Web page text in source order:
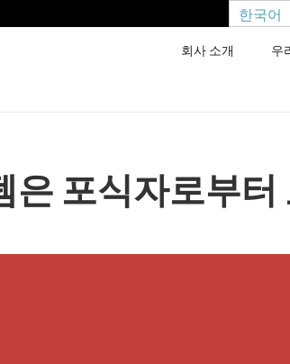
한국어
회사 소개 우
은 포식자로부